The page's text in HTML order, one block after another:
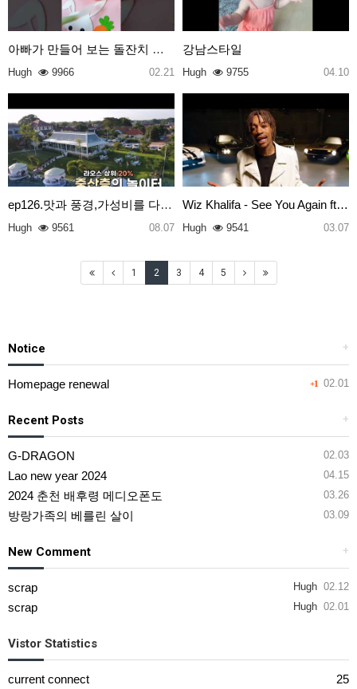
아빠가 만들어 보는 돌잔치 영상
Hugh 9966 02.21
강남스타일
Hugh 9755 04.10
ep126.맛과 풍경,가성비를 다잡은 라오스의 핫플2곳
Hugh 9561 08.07
Wiz Khalifa - See You Again ft…
Hugh 9541 03.07
1 2 3 4 5
+
Notice
+1 02.01
Homepage renewal
+
Recent Posts
02.03
G-DRAGON
04.15
Lao new year 2024
03.26
2024 춘천 배후령 메디오폰도
03.09
방랑가족의 베를린 살이
+
New Comment
Hugh 02.12
scrap
Hugh 02.01
scrap
Vistor Statistics
current connect 25